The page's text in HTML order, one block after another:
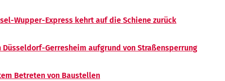
Wupper-Express kehrt auf die Schiene zurück
Gerresheim aufgrund von Straßensperrung
Betreten von Baustellen